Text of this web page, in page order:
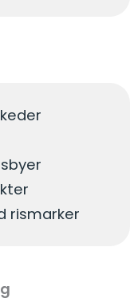
rismarker